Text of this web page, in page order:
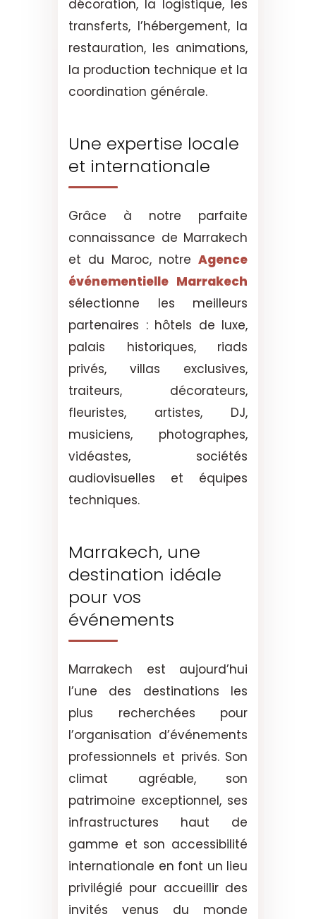
décoration, la logistique, les
transferts, l’hébergement, la
restauration, les animations,
la production technique et la
coordination générale.
Une expertise locale
et internationale
Grâce à notre parfaite
connaissance de Marrakech
et du Maroc, notre Agence
événementielle Marrakech
sélectionne les meilleurs
partenaires : hôtels de luxe,
palais historiques, riads
privés, villas exclusives,
traiteurs, décorateurs,
fleuristes, artistes, DJ,
musiciens, photographes,
vidéastes, sociétés
audiovisuelles et équipes
techniques.
Marrakech, une
destination idéale
pour vos
événements
Marrakech est aujourd’hui
l’une des destinations les
plus recherchées pour
l’organisation d’événements
professionnels et privés. Son
climat agréable, son
patrimoine exceptionnel, ses
infrastructures haut de
gamme et son accessibilité
internationale en font un lieu
privilégié pour accueillir des
invités venus du monde